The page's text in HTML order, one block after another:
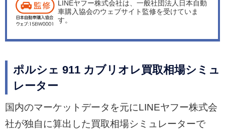
LINEヤフー株式会社は、一般社団法人日本自動
車購入協会のウェブサイト監修を受けていま
す。
ポルシェ 911 カブリオレ買取相場シミュ
レーター
国内のマーケットデータを元にLINEヤフー株式会
社が独自に算出した買取相場シミュレーターで